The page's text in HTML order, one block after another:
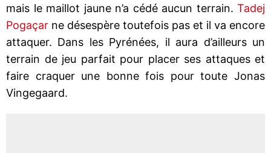
mais le maillot jaune n’a cédé aucun terrain. Tadej
Pogaçar ne désespère toutefois pas et il va encore
attaquer. Dans les Pyrénées, il aura d’ailleurs un
terrain de jeu parfait pour placer ses attaques et
faire craquer une bonne fois pour toute Jonas
Vingegaard.